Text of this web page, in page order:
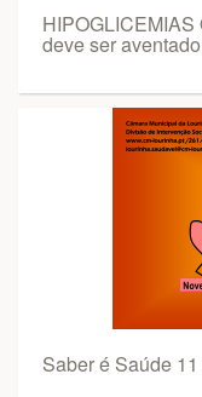
deve ser aventado
Saber é Saúde